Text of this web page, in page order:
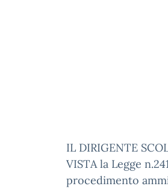
IL DIRIGENTE
VISTA la Legge
procedimento